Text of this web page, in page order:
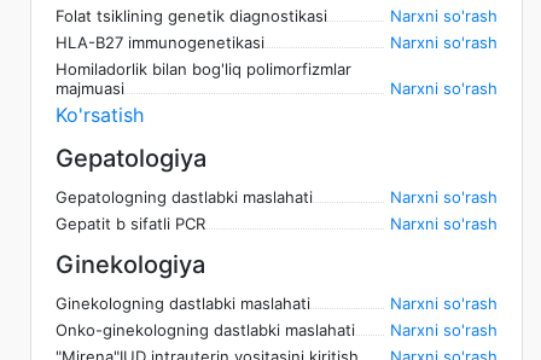
Folat tsiklining genetik diagnostikasi
Narxni so'rash
HLA-B27 immunogenetikasi
Narxni so'rash
Homiladorlik bilan bog'liq polimorfizmlar
majmuasi
Narxni so'rash
Ko'rsatish
Gepatologiya
Gepatologning dastlabki maslahati
Narxni so'rash
Gepatit b sifatli PCR
Narxni so'rash
Ginekologiya
Ginekologning dastlabki maslahati
Narxni so'rash
Onko-ginekologning dastlabki maslahati
Narxni so'rash